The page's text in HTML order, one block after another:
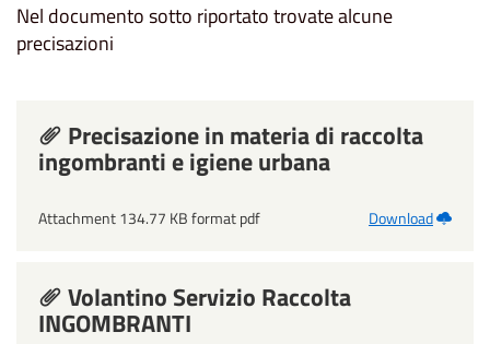
Nel documento sotto riportato trovate alcune
precisazioni
Precisazione in materia di raccolta
ingombranti e igiene urbana
Attachment 134.77 KB format pdf Download
Volantino Servizio Raccolta
INGOMBRANTI